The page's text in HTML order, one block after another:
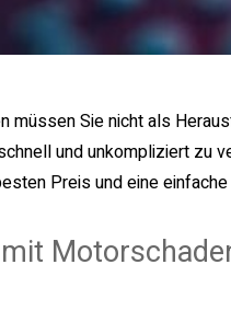
Sie nicht als
und unkompliziert zu
Preis und eine